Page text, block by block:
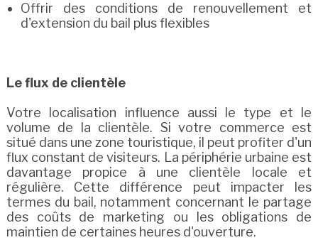
Offrir des conditions de renouvellement et
d'extension du bail plus flexibles
Le flux de clientèle
Votre localisation influence aussi le type et le
volume de la clientèle. Si votre commerce est
situé dans une zone touristique, il peut profiter d'un
flux constant de visiteurs. La périphérie urbaine est
davantage propice à une clientèle locale et
régulière. Cette différence peut impacter les
termes du bail, notamment concernant le partage
des coûts de marketing ou les obligations de
maintien de certaines heures d'ouverture.